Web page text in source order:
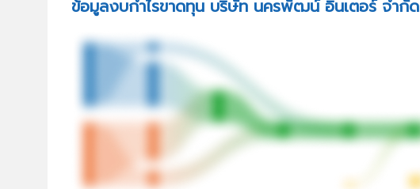
ข้อมูลงบกำไรขาดทุน บริษัท นครพัฒน์ อินเตอร์ จำกัด